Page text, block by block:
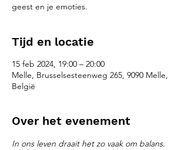
geest en je emoties.
Tijd en locatie
15 feb 2024, 19:00 – 20:00
Melle, Brusselsesteenweg 265, 9090 Melle,
België
Over het evenement
In ons leven draait het zo vaak om balans.